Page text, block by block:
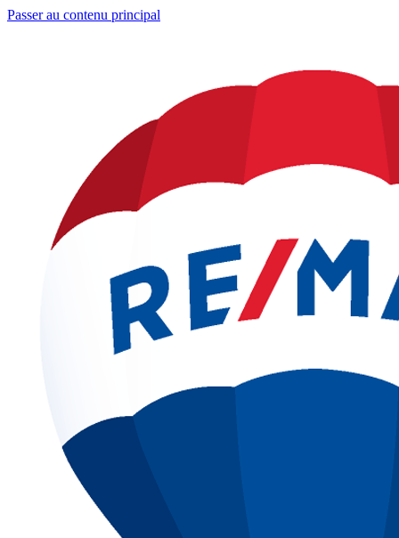
Passer au contenu principal